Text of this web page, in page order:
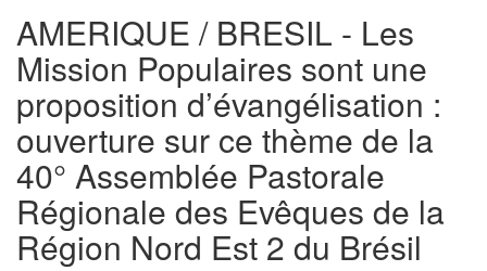
AMERIQUE / BRESIL - Les
Mission Populaires sont une
proposition d’évangélisation :
ouverture sur ce thème de la
40° Assemblée Pastorale
Régionale des Evêques de la
Région Nord Est 2 du Brésil